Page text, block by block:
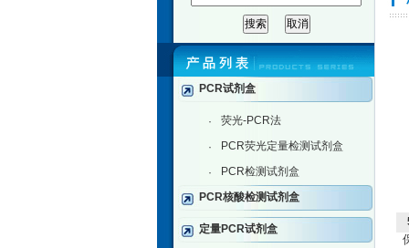
PCR试剂盒
· 荧光-PCR法
· PCR荧光定量检测试剂盒
·
PCR检测试剂盒
PCR核酸检测试剂盒
定量PCR试剂盒